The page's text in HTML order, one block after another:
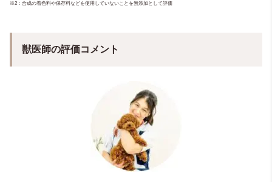
※2：合成の着色料や保存料などを使用していないことを無添加として評価
獣医師の評価コメント